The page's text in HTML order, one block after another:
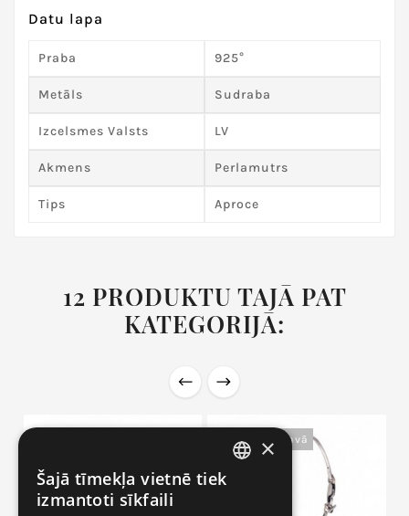
Datu lapa
Praba 925°
Metāls Sudraba
Izcelsmes Valsts LV
Akmens Perlamutrs
Tips Aproce
12 PRODUKTU TAJĀ PAT
KATEGORIJĀ:
Nav Noliktavā
LITHUANIAN
×
Šajā tīmekļa vietnē tiek
izmantoti sīkfaili